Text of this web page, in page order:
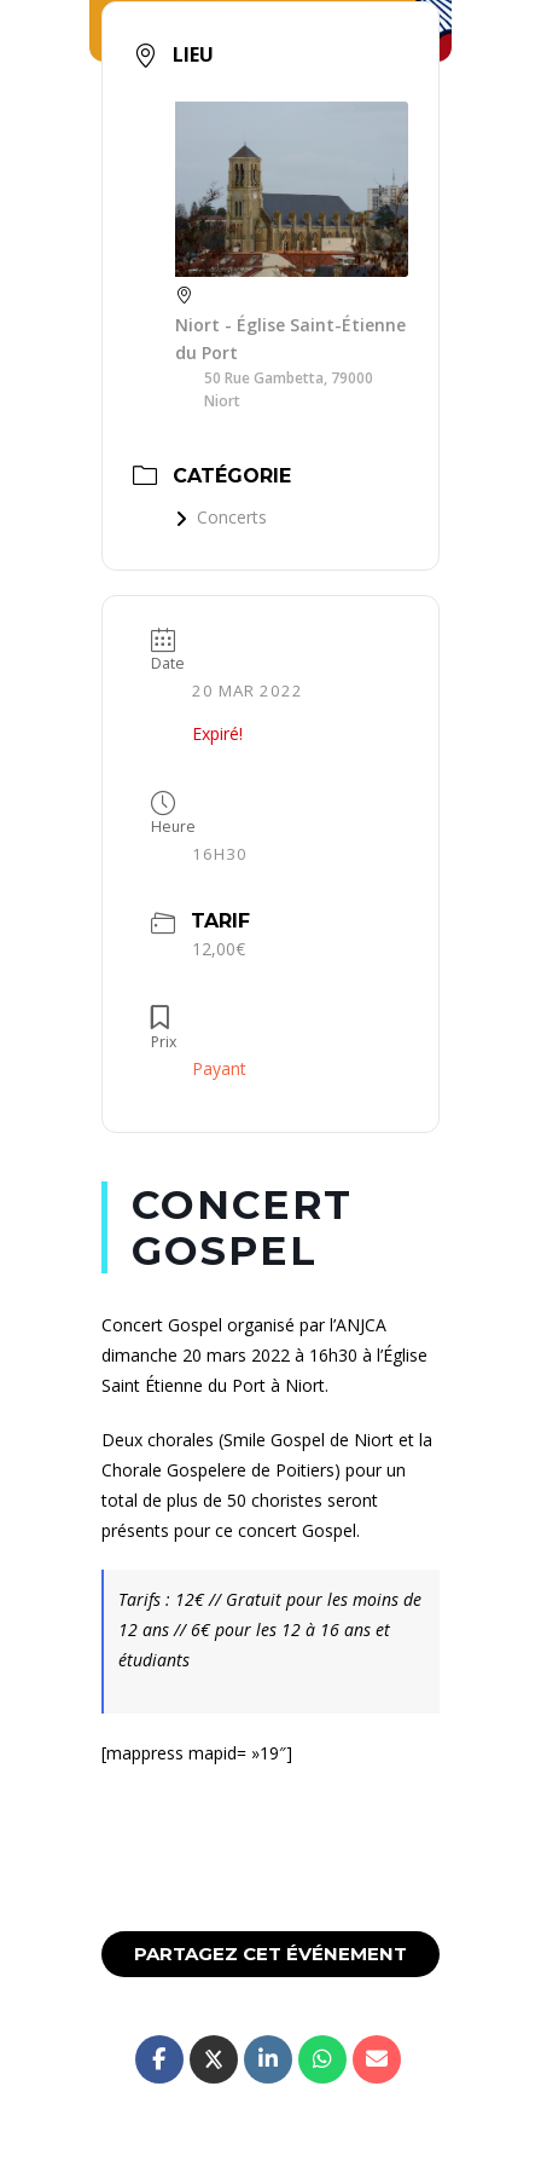
LIEU
Niort - Église Saint-Étienne
du Port
50 Rue Gambetta, 79000
Niort
CATÉGORIE
Concerts
Date
20 MAR 2022
Expiré!
Heure
16H30
TARIF
12,00€
Prix
Payant
CONCERT
GOSPEL
Concert Gospel organisé par l’ANJCA
dimanche 20 mars 2022 à 16h30 à l’Église
Saint Étienne du Port à Niort.
Deux chorales (Smile Gospel de Niort et la
Chorale Gospelere de Poitiers) pour un
total de plus de 50 choristes seront
présents pour ce concert Gospel.
Tarifs : 12€ // Gratuit pour les moins de
12 ans // 6€ pour les 12 à 16 ans et
étudiants
[mappress mapid= »19″]
PARTAGEZ CET ÉVÉNEMENT